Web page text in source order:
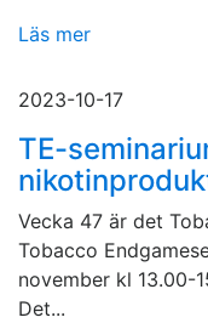
Läs mer
2023-10-17
TE-
Vecka 47 är det
Tobacco
november kl 13.00-
Det...